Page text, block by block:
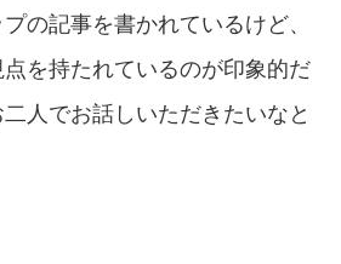
の記事を書かれているけど、
を持たれているのが印象的だ
人でお話しいただきたいなと